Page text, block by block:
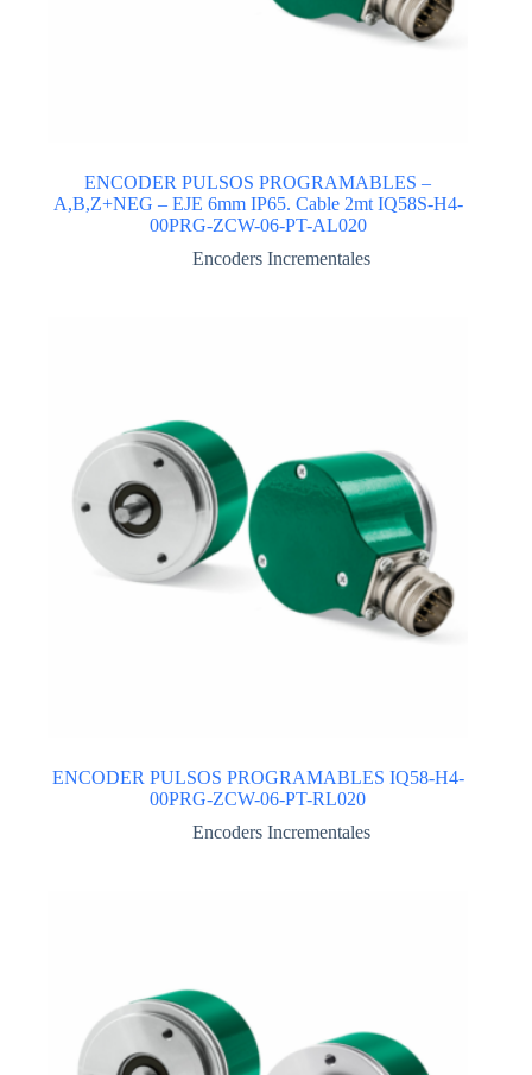
ENCODER PULSOS PROGRAMABLES –
A,B,Z+NEG – EJE 6mm IP65. Cable 2mt IQ58S-H4-
00PRG-ZCW-06-PT-AL020
Encoders Incrementales
ENCODER PULSOS PROGRAMABLES IQ58-H4-
00PRG-ZCW-06-PT-RL020
Encoders Incrementales